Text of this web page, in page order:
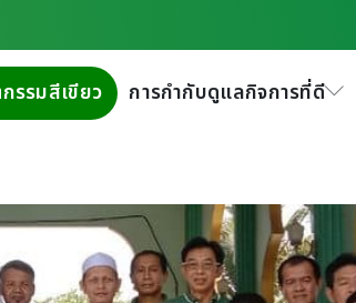
รรมสีเขียว การกำกับดูแลกิจการที่ดี